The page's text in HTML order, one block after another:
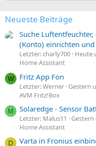
Neueste Beiträge
Suche
(Konto) einrichten
Letzter: charly700 Heute
Home Assistant
W Fritz App Fon
Letzter: Werner Gestern
AVM Fritz!Box
M Solaredge - Sensor
Letzter: Malus11
Gestern
Home Assistant
D Varta in Fronius